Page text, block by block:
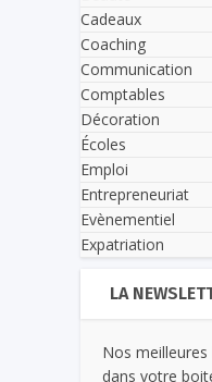
Cadeaux
Coaching
Communication
Comptables
Décoration
Écoles
Emploi
Entrepreneuriat
Evènementiel
Expatriation
LA
Nos
dans votre